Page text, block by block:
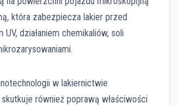
która zabezpiecza lakier przed
UV, działaniem chemikaliów, soli
w lakiernictwie
również poprawą właściwości